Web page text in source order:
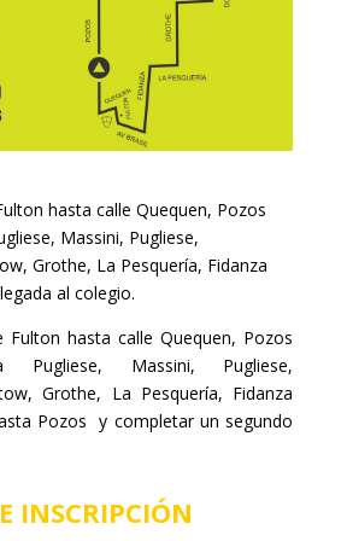
hasta calle Quequen, Pozos
Massini, Pugliese,
Grothe, La Pesquería, Fidanza
al colegio.
Fulton hasta calle Quequen, Pozos
Pugliese, Massini, Pugliese,
Grothe, La Pesquería, Fidanza
Pozos y completar un segundo
INSCRIPCIÓN